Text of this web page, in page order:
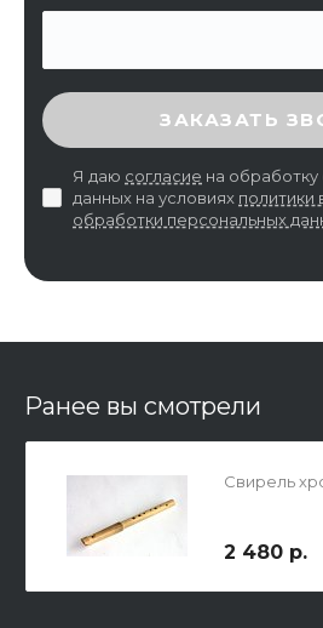
ВВЕДИТЕ ПРОВЕРОЧНЫЙ КОД
ЗАКАЗАТЬ
Я даю согласие на
данных на условиях политики
обработки персональных
Ранее вы смотрели
Свирель
2 480 р.